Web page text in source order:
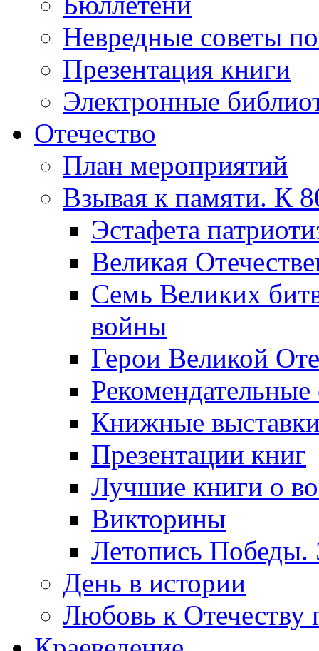
Невредные советы
Презентация книги
Электронные
Отечество
План мероприятий
Взывая к памяти. К
Эcтафета
Великая
Семь Великих
войны
Герои Великой
Рекомендательные
Книжные
Презентации книг
Лучшие книги о
Викторины
Летопись Победы.
День в истории
Любовь к Отечеству